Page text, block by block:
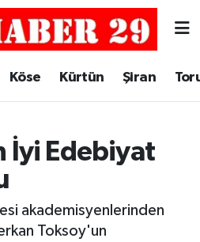
Köse Kürtün Şiran
İyi Edebiyat
akademisyenlerinden
Toksoy'un
Haritası
ve Fikstür